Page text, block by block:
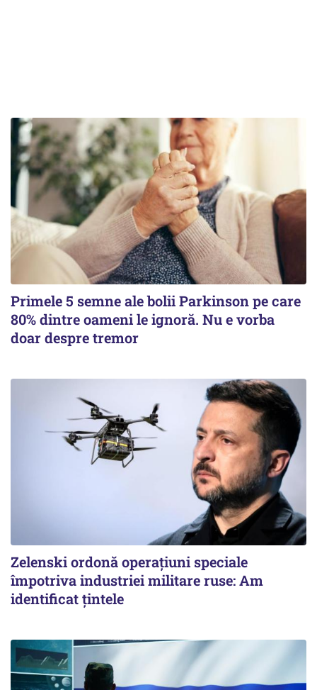
Primele 5 semne ale bolii Parkinson pe care
80% dintre oameni le ignoră. Nu e vorba
doar despre tremor
Zelenski ordonă operațiuni speciale
împotriva industriei militare ruse: Am
identificat țintele